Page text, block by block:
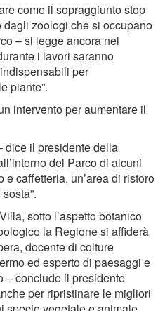
come il sopraggiunto stop
zoologi che si occupano
– si legge ancora nel
i lavori saranno
per
piante”.
intervento per aumentare il
dice il presidente della
del Parco di alcuni
caffetteria, un’area di ristoro
sotto l’aspetto botanico
la Regione si affiderà
docente di colture
ed esperto di paesaggi e
– conclude il presidente
per ripristinare le migliori